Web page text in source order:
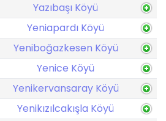
Yazıbaşı Köyü
Yeniapardı Köyü
Yeniboğazkesen Köyü
Yenice Köyü
Yenikervansaray Köyü
Yenikızılcakışla Köyü